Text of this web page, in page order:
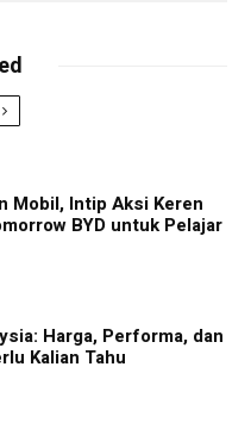
Mobil, Intip Aksi Keren
BYD untuk Pelajar
Harga, Performa, dan
Kalian Tahu